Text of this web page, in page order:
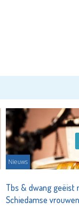
Nieuws
Tbs & dwang geëist
Schiedamse